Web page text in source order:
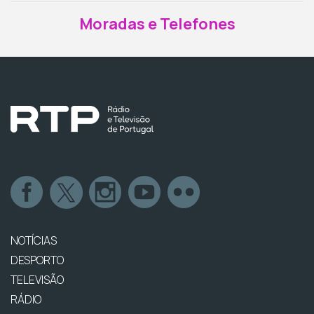
Moradas e Telefones
NOTÍCIAS
DESPORTO
TELEVISÃO
RÁDIO